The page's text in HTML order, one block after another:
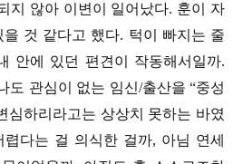
지 않아 이변이 일어났다. 훈이 자
것 같다고 했다. 턱이 빠지는 줄
안에 있던 편견이 작동해서일까.
도 관심이 없는 임신/출산을 “중성
심하리라고는 상상치 못하는 바였
다는 걸 의식한 걸까, 아님 연세